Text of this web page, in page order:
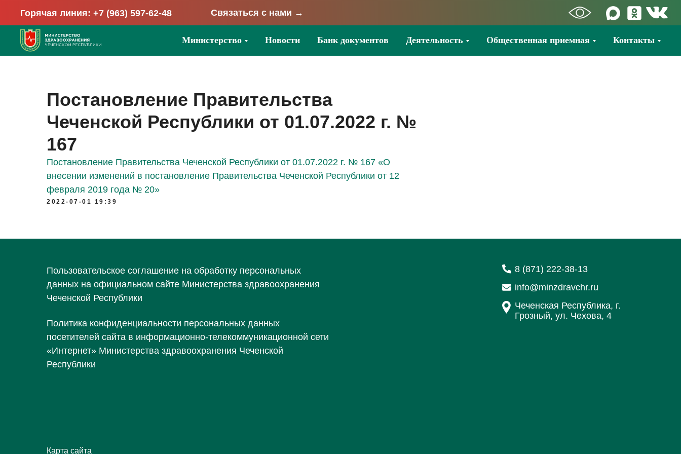
Горячая линия: +7 (963) 597-62-48 Связаться с нами →
Министерство Новости Банк документов Деятельность Общественная приемная Контакты
Постановление Правительства
Чеченской Республики от 01.07.2022 г. №
167
Постановление Правительства Чеченской Республики от 01.07.2022 г. № 167 «О
внесении изменений в постановление Правительства Чеченской Республики от 12
февраля 2019 года № 20»
2022-07-01 19:39
Пользовательское соглашение на обработку персональных
данных на официальном сайте Министерства здравоохранения
Чеченской Республики
8 (871) 222-38-13
info@minzdravchr.ru
Чеченская Республика, г.
Грозный, ул. Чехова, 4
Карта сайта
Политика конфиденциальности персональных данных
посетителей сайта в информационно-телекоммуникационной сети
«Интернет» Министерства здравоохранения Чеченской
Республики